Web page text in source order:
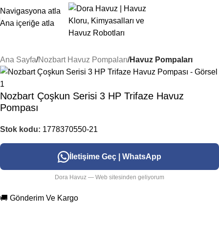
Navigasyona atla
Ana içeriğe atla
Ana Sayfa Nozbart Havuz Pompaları Havuz Pompaları
Nozbart Çoşkun Serisi 3 HP Trifaze Havuz
Pompası
Stok kodu: 1778370550-21
İletişime Geç | WhatsApp
Dora Havuz — Web sitesinden geliyorum
🚚 Gönderim Ve Kargo